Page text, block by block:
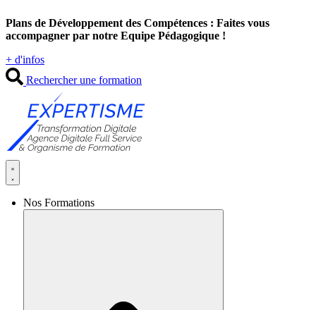
au
contenu
Plans de Développement des Compétences : Faites vous
accompagner par notre Equipe Pédagogique !
+ d'infos
Rechercher une formation
Nos Formations